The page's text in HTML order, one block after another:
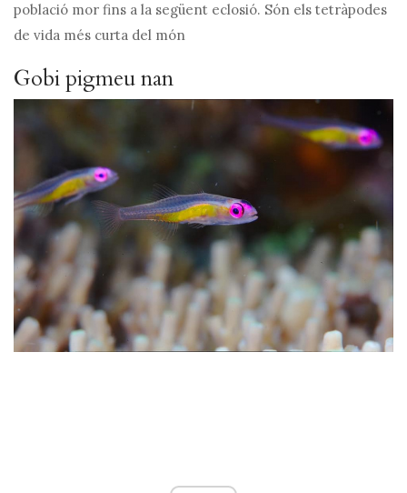
població mor fins a la següent eclosió. Són els tetràpodes
de vida més curta del món
Gobi pigmeu nan